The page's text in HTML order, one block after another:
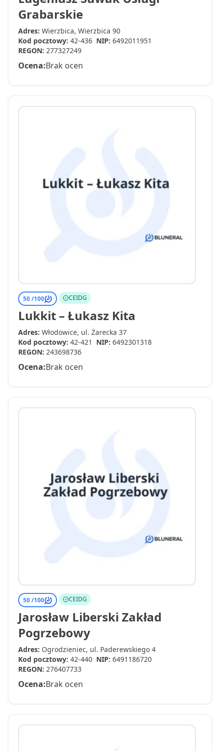
Grabarskie
Adres: Wierzbica, Wierzbica 90
Kod pocztowy: 42-436 NIP: 6492011951
REGON: 277327249
Ocena:Brak ocen
50 /100 CEIDG
Lukkit – Łukasz Kita
Adres: Włodowice, ul. Żarecka 37
Kod pocztowy: 42-421 NIP: 6492301318
REGON: 243698736
Ocena:Brak ocen
50 /100 CEIDG
Jarosław Liberski Zakład
Pogrzebowy
Adres: Ogrodzieniec, ul. Paderewskiego 4
Kod pocztowy: 42-440 NIP: 6491186720
REGON: 276407733
Ocena:Brak ocen